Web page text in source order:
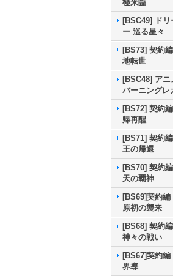
極来臨
[BSC49] ドリ
ー 巡る星々
[BS73] 契約
地転世
[BSC48] ア
バーニングレ
[BS72] 契約
帰再醒
[BS71] 契約
王の帰還
[BS70] 契約
天の覇神
[BS69]契約編
原初の襲来
[BS68] 契約
神々の戦い
[BS67]契約編
界導